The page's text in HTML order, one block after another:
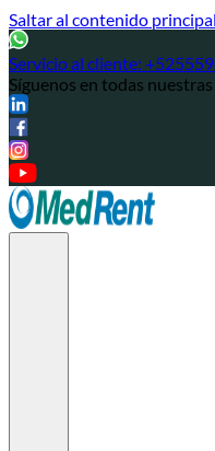
Saltar al contenido principal
Servicio al cliente:
Síguenos en todas